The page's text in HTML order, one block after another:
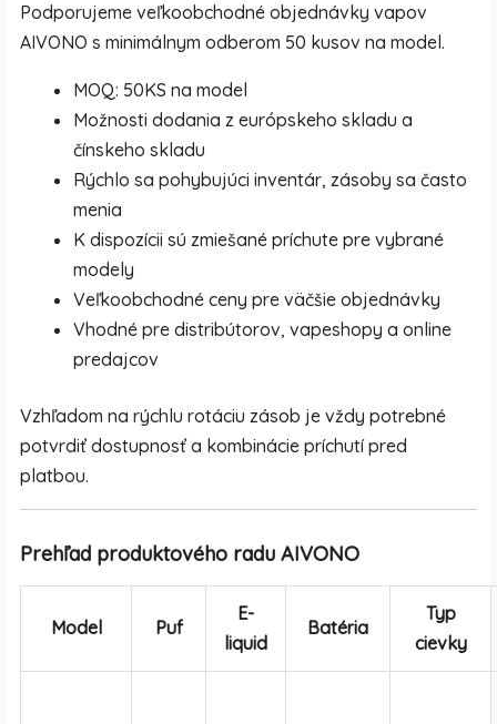
Podporujeme veľkoobchodné objednávky vapov
AIVONO s minimálnym odberom 50 kusov na model.
MOQ: 50KS na model
Možnosti dodania z európskeho skladu a
čínskeho skladu
Rýchlo sa pohybujúci inventár, zásoby sa často
menia
K dispozícii sú zmiešané príchute pre vybrané
modely
Veľkoobchodné ceny pre väčšie objednávky
Vhodné pre distribútorov, vapeshopy a online
predajcov
Vzhľadom na rýchlu rotáciu zásob je vždy potrebné
potvrdiť dostupnosť a kombinácie príchutí pred
platbou.
Prehľad produktového radu AIVONO
Model Puf
E-
liquid
Batéria
Typ
cievky